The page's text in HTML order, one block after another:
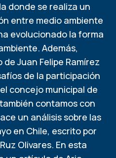
donde se realiza un
entre medio ambiente
evolucionado la forma
Además,
Juan Felipe Ramírez
de la participación
concejo municipal de
contamos con
un análisis sobre las
en Chile, escrito por
Olivares. En esta